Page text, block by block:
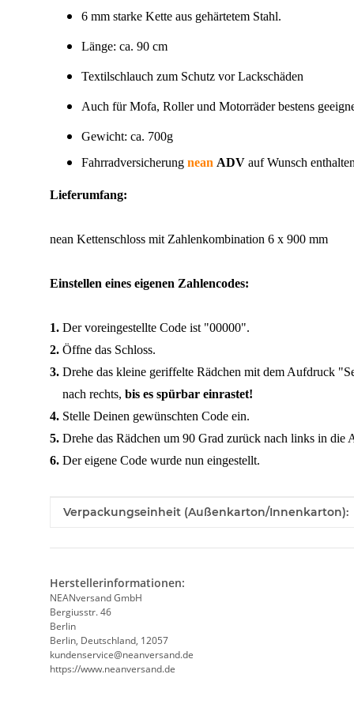
6 mm starke Kette aus gehärtetem Stahl.
Länge: ca. 90 cm
Textilschlauch zum Schutz vor Lackschäden
Auch für Mofa, Roller und Motorräder bestens
Gewicht: ca. 700g
Fahrradversicherung nean ADV auf Wunsch
Lieferumfang:
nean Kettenschloss mit Zahlenkombination 6 x 900 mm
Einstellen eines eigenen Zahlencodes:
1. Der voreingestellte Code ist "00000".
2. Öffne das Schloss.
3. Drehe das kleine geriffelte Rädchen mit dem Aufdruck
nach rechts, bis es spürbar einrastet!
4. Stelle Deinen gewünschten Code ein.
5. Drehe das Rädchen um 90 Grad zurück nach links in die
6. Der eigene Code wurde nun eingestellt.
Produkteigenschaft
Wert
Verpackungseinheit (Außenkarton/Innenkarton):
Herstellerinformationen:
NEANversand GmbH
Bergiusstr. 46
Berlin
Berlin, Deutschland, 12057
ed.dnasrevnaen@ecivresnednuk
https://www.neanversand.de